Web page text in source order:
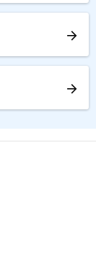
arrow_forward
arrow_forward